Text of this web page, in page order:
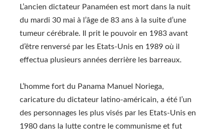
L’ancien dictateur Panaméen est mort dans la nuit
du mardi 30 mai à l’âge de 83 ans à la suite d’une
tumeur cérébrale. Il prit le pouvoir en 1983 avant
d’être renversé par les Etats-Unis en 1989 où il
effectua plusieurs années derrière les barreaux.
L’homme fort du Panama Manuel Noriega,
caricature du dictateur latino-américain, a été l’un
des personnages les plus visés par les Etats-Unis en
1980 dans la lutte contre le communisme et fut